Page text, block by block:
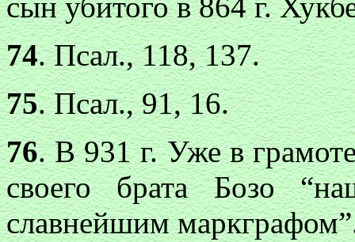
74. Псал., 118, 137.
75. Псал., 91, 16.
76. В 931 г. Уже в
своего брата Бозо
славнейшим